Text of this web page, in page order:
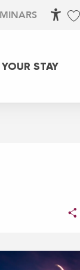
STAY